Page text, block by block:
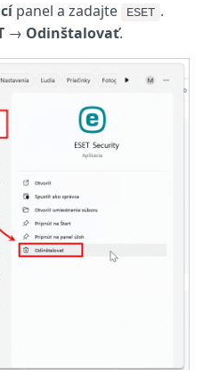
panel a zadajte ESET .
→ Odinštalovať.